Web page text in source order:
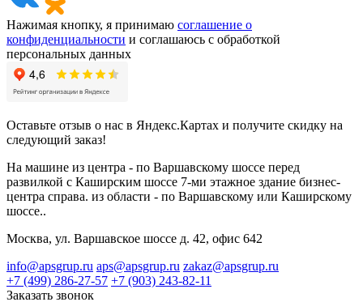
Нажимая кнопку, я принимаю соглашение о
конфиденциальности и соглашаюсь с обработкой
персональных данных
Оставьте отзыв о нас в Яндекс.Картах и получите скидку на
следующий заказ!
На машине из центра - по Варшавскому шоссе перед
развилкой с Каширским шоссе 7-ми этажное здание бизнес-
центра справа. из области - по Варшавскому или Каширскому
шоссе..
Москва, ул. Варшавское шоссе д. 42, офис 642
info@apsgrup.ru aps@apsgrup.ru zakaz@apsgrup.ru
+7 (499) 286-27-57 +7 (903) 243-82-11
Заказать звонок